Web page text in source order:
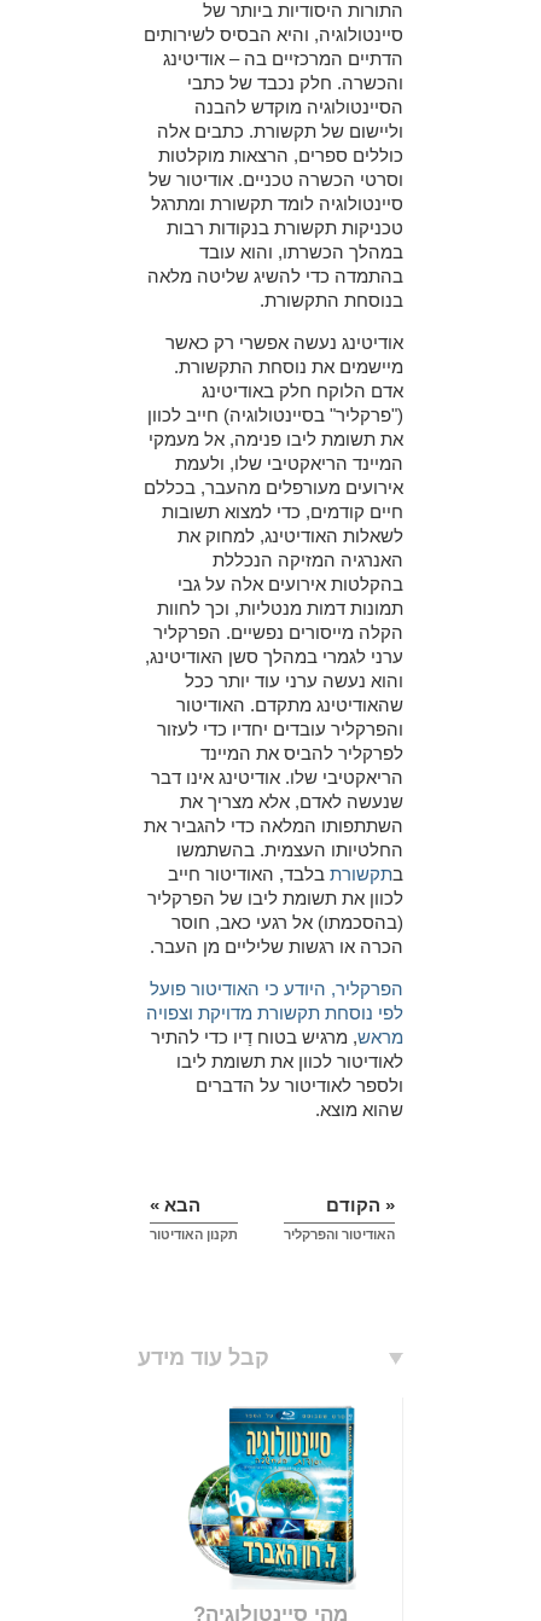
התורות היסודיות ביותר של
סיינטולוגיה, והיא הבסיס לשירותים
הדתיים המרכזיים בה – אודיטינג
והכשרה. חלק נכבד של כתבי
הסיינטולוגיה מוקדש להבנה
וליישום של תקשורת. כתבים אלה
כוללים ספרים, הרצאות מוקלטות
וסרטי הכשרה טכניים. אודיטור של
סיינטולוגיה לומד תקשורת ומתרגל
טכניקות תקשורת בנקודות רבות
במהלך הכשרתו, והוא עובד
בהתמדה כדי להשיג שליטה מלאה
בנוסחת התקשורת.
אודיטינג נעשה אפשרי רק כאשר
מיישמים את נוסחת התקשורת.
אדם הלוקח חלק באודיטינג
("פרקליר" בסיינטולוגיה) חייב לכוון
את תשומת ליבו פנימה, אל מעמקי
המיינד הריאקטיבי שלו, ולעמת
אירועים מעורפלים מהעבר, בכללם
חיים קודמים, כדי למצוא תשובות
לשאלות האודיטינג, למחוק את
האנרגיה המזיקה הנכללת
בהקלטות אירועים אלה על גבי
תמונות דמות מנטליות, וכך לחוות
הקלה מייסורים נפשיים. הפרקליר
ערני לגמרי במהלך סשן האודיטינג,
והוא נעשה ערני עוד יותר ככל
שהאודיטינג מתקדם. האודיטור
והפרקליר עובדים יחדיו כדי לעזור
לפרקליר להביס את המיינד
הריאקטיבי שלו. אודיטינג אינו דבר
שנעשה לאדם, אלא מצריך את
השתתפותו המלאה כדי להגביר את
החלטיותו העצמית. בהשתמשו
בתקשורת בלבד, האודיטור חייב
לכוון את תשומת ליבו של הפרקליר
(בהסכמתו) אל רגעי כאב, חוסר
הכרה או רגשות שליליים מן העבר.
הפרקליר, היודע כי האודיטור פועל
לפי נוסחת תקשורת מדויקת וצפויה
מראש, מרגיש בטוח דַיו כדי להתיר
לאודיטור לכוון את תשומת ליבו
ולספר לאודיטור על הדברים
שהוא מוצא.
« הקודם
האודיטור והפרקליר
הבא »
תקנון האודיטור
קבל עוד מידע
מהי סיינטולוגיה?